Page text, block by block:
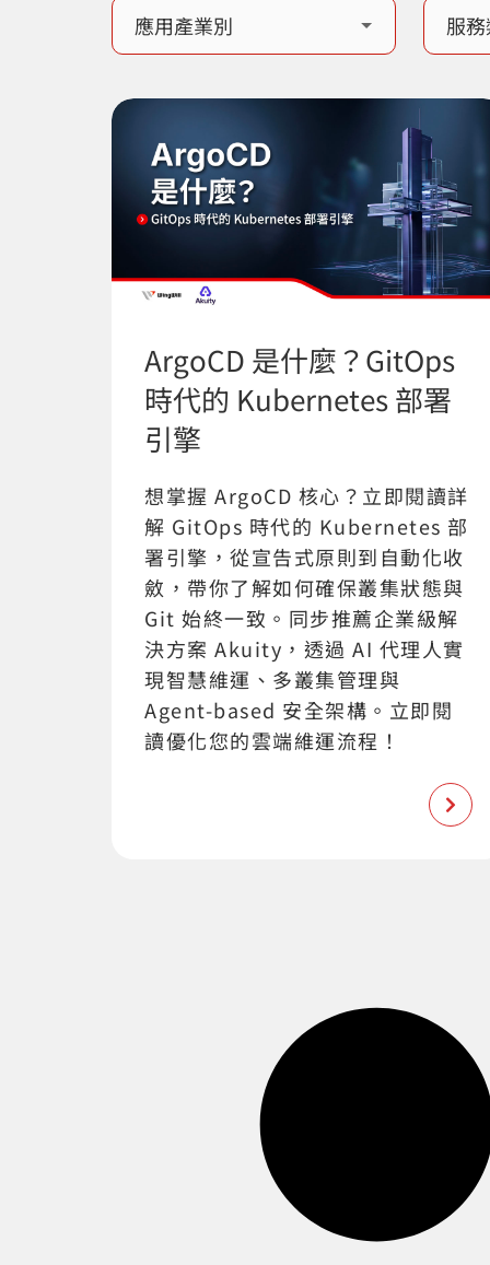
ArgoCD 是什麼？GitOps
時代的 Kubernetes 部署
引擎
想掌握 ArgoCD 核心？立即閱讀詳
解 GitOps 時代的 Kubernetes 部
署引擎，從宣告式原則到自動化收
斂，帶你了解如何確保叢集狀態與
Git 始終一致。同步推薦企業級解
決方案 Akuity，透過 AI 代理人實
現智慧維運、多叢集管理與
Agent-based 安全架構。立即閱
讀優化您的雲端維運流程！